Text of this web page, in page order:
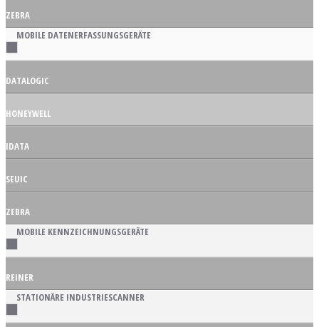
ZEBRA
MOBILE DATENERFASSUNGSGERÄTE
DATALOGIC
HONEYWELL
IDATA
SEUIC
ZEBRA
MOBILE KENNZEICHNUNGSGERÄTE
REINER
STATIONÄRE INDUSTRIESCANNER